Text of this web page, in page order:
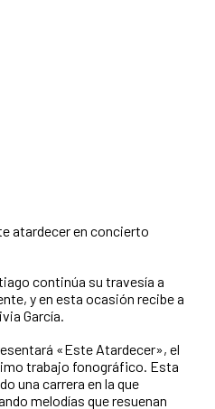
atardecer en concierto
continúa su travesía a
y en esta ocasión recibe a
García.
«Este Atardecer», el
trabajo fonográfico. Esta
una carrera en la que
melodías que resuenan